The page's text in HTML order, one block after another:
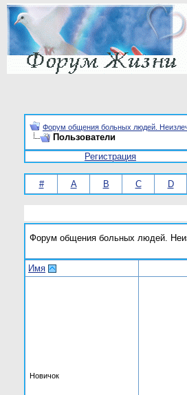
Форум общения больных людей.
Пользователи
Регистрация
# A B C D
Форум общения больных людей.
Имя
Новичок